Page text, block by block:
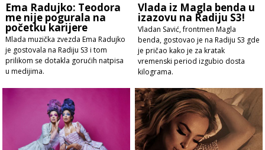
Ema Radujko: Teodora
me nije pogurala na
početku karijere
Mlada muzička zvezda Ema Radujko
je gostovala na Radiju S3 i tom
prilikom se dotakla gorućih natpisa
u medijima.
Vlada iz Magla benda u
izazovu na Radiju S3!
Vladan Savić, frontmen Magla
benda, gostovao je na Radiju S3 gde
je pričao kako je za kratak
vremenski period izgubio dosta
kilograma.